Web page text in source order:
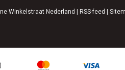
Winkelstraat Nederland RSS-feed